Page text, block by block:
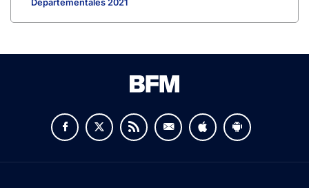
Départementales 2021